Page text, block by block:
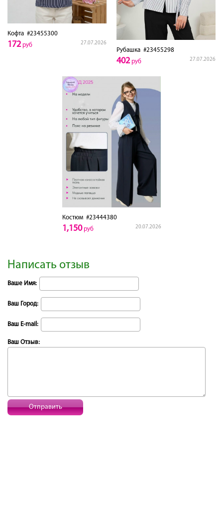
Кофта #23455300
27.07.2026
172руб
Рубашка #23455298
27.07.2026
402руб
Костюм#23444380
20.07.2026
1,150руб
Написать отзыв
Ваше Имя:
Ваш Город:
Ваш E-mail:
Ваш Отзыв:
Отправить